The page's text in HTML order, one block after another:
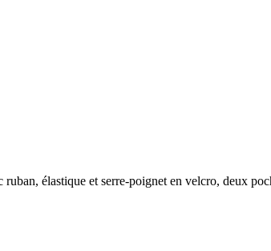
élastique et serre-poignet en velcro, deux